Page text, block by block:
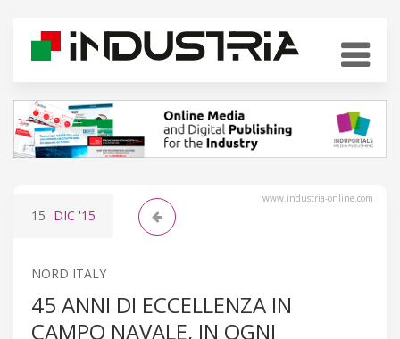
www.industria-online.com
15 DIC '15
NORD ITALY
45 ANNI DI ECCELLENZA IN
CAMPO NAVALE, IN OGNI